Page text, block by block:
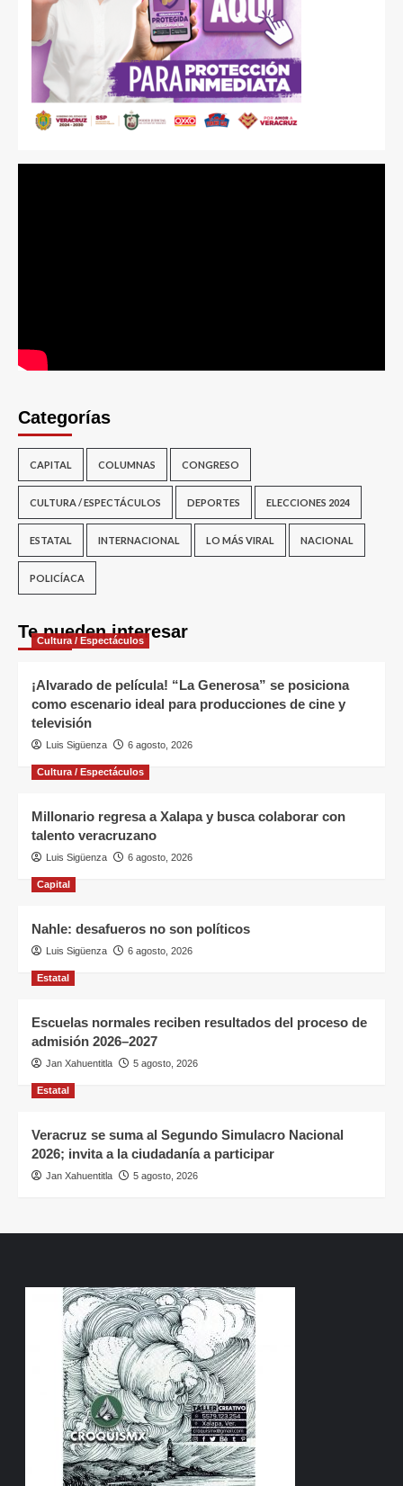
Categorías
CAPITAL COLUMNAS CONGRESO
CULTURA / ESPECTÁCULOS DEPORTES ELECCIONES 2024
ESTATAL INTERNACIONAL LO MÁS VIRAL NACIONAL
POLICÍACA
Te pueden interesar
Cultura / Espectáculos
¡Alvarado de película! “La Generosa” se posiciona
como escenario ideal para producciones de cine y
televisión
Luis Sigüenza 6 agosto, 2026
Cultura / Espectáculos
Millonario regresa a Xalapa y busca colaborar con
talento veracruzano
Luis Sigüenza 6 agosto, 2026
Capital
Nahle: desafueros no son políticos
Luis Sigüenza 6 agosto, 2026
Estatal
Escuelas normales reciben resultados del proceso de
admisión 2026–2027
Jan Xahuentitla 5 agosto, 2026
Estatal
Veracruz se suma al Segundo Simulacro Nacional
2026; invita a la ciudadanía a participar
Jan Xahuentitla 5 agosto, 2026